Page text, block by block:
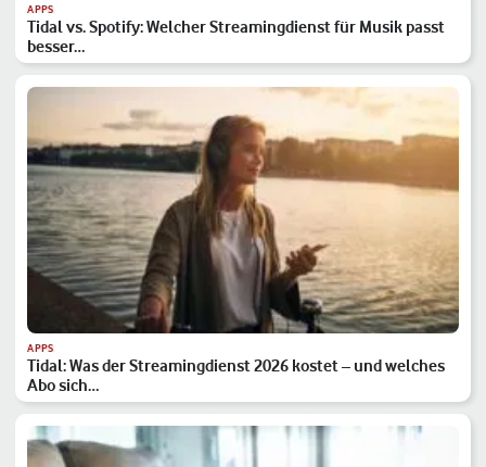
APPS
Tidal vs. Spotify: Welcher Streamingdienst für Musik passt
besser…
APPS
Tidal: Was der Streamingdienst 2026 kostet – und welches
Abo sich…